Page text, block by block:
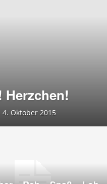
Herzchen!
4. Oktober 2015